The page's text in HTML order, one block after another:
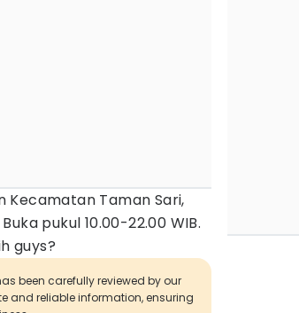
Kecamatan Taman Sari,
pukul 10.00-22.00 WIB.
guys?
been carefully reviewed by our
and reliable information, ensuring